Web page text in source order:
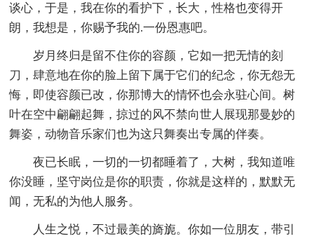
谈心，于是，我在你的看护下，长大，性格也变得开
朗，我想是，你赐予我的.一份恩惠吧。
岁月终归是留不住你的容颜，它如一把无情的刻
刀，肆意地在你的脸上留下属于它们的纪念，你无怨无
悔，即使容颜已改，你那博大的情怀也会永驻心间。树
叶在空中翩翩起舞，掠过的风不禁向世人展现那曼妙的
舞姿，动物音乐家们也为这只舞奏出专属的伴奏。
夜已长眠，一切的一切都睡着了，大树，我知道唯
你没睡，坚守岗位是你的职责，你就是这样的，默默无
闻，无私的为他人服务。
人生之悦，不过最美的旖旎。你如一位朋友，带引